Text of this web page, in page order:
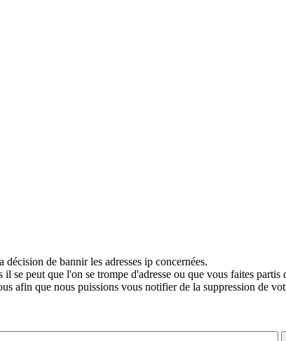
de bannir les adresses ip concernées.
se peut que l'on se trompe d'adresse ou que vous faites
afin que nous puissions vous notifier de la suppression de